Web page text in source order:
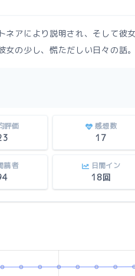
アにより説明され、そして彼
の少し、慌ただしい日々の話。
評価 感想数
17
読者 日間イン
18回